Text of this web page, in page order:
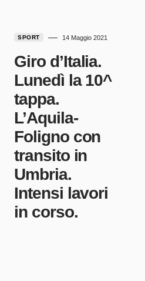
SPORT 14 Maggio 2021
Giro d’Italia.
Lunedì la 10^
tappa.
L’Aquila-
Foligno con
transito in
Umbria.
Intensi lavori
in corso.